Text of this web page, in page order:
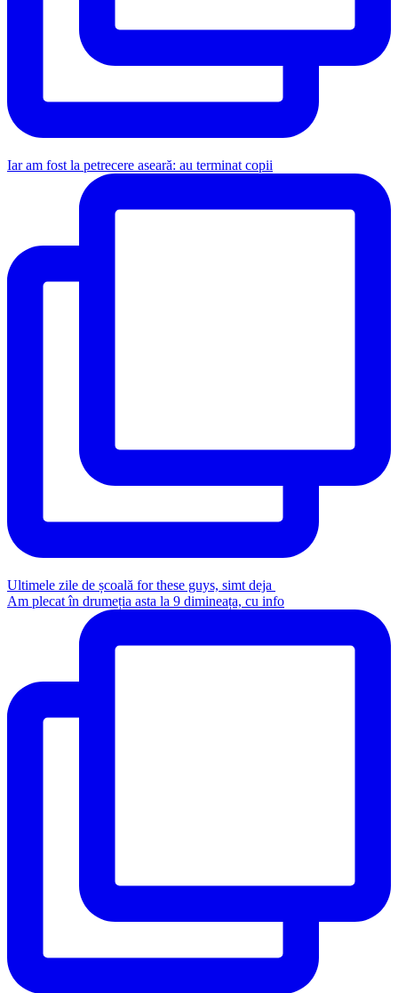
Iar am fost la petrecere aseară: au terminat copii
Ultimele zile de școală for these guys, simt deja
Am plecat în drumeția asta la 9 dimineața, cu info